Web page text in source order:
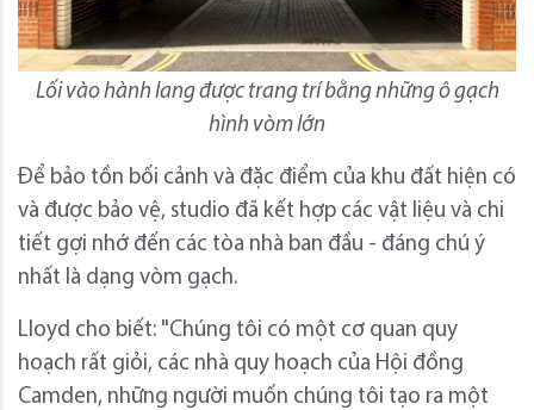
Lối vào hành lang được trang trí bằng những ô gạch
hình vòm lớn
Để bảo tồn bối cảnh và đặc điểm của khu đất hiện có
và được bảo vệ, studio đã kết hợp các vật liệu và chi
tiết gợi nhớ đến các tòa nhà ban đầu - đáng chú ý
nhất là dạng vòm gạch.
Lloyd cho biết: "Chúng tôi có một cơ quan quy
hoạch rất giỏi, các nhà quy hoạch của Hội đồng
Camden, những người muốn chúng tôi tạo ra một